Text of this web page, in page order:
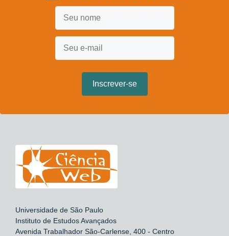
Universidade de São Paulo
Instituto de Estudos Avançados
Avenida Trabalhador São-Carlense, 400 - Centro